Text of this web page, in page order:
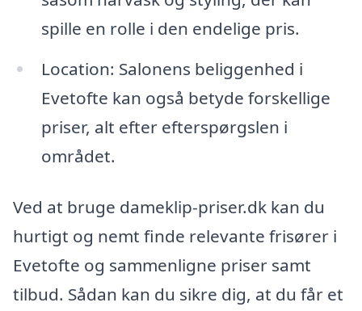
spille en rolle i den endelige pris.
Location: Salonens beliggenhed i
Evetofte kan også betyde forskellige
priser, alt efter efterspørgslen i
området.
Ved at bruge dameklip-priser.dk kan du
hurtigt og nemt finde relevante frisører i
Evetofte og sammenligne priser samt
tilbud. Sådan kan du sikre dig, at du får et